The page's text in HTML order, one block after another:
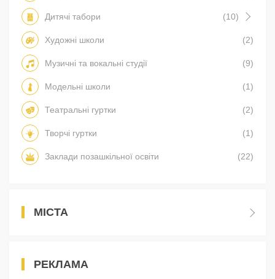
Дитячі табори (10)
Художні школи (2)
Музичні та вокальні студії (9)
Модельні школи (1)
Театральні гуртки (2)
Творчі гуртки (1)
Заклади позашкільної освіти (22)
МІСТА
РЕКЛАМА